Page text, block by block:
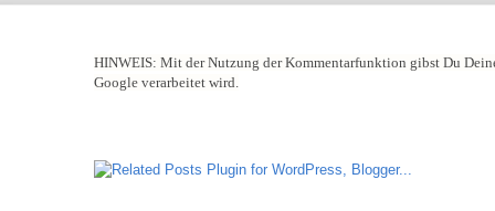
HINWEIS: Mit der Nutzung der Kommentarfunktion gibst Du
Google verarbeitet wird.